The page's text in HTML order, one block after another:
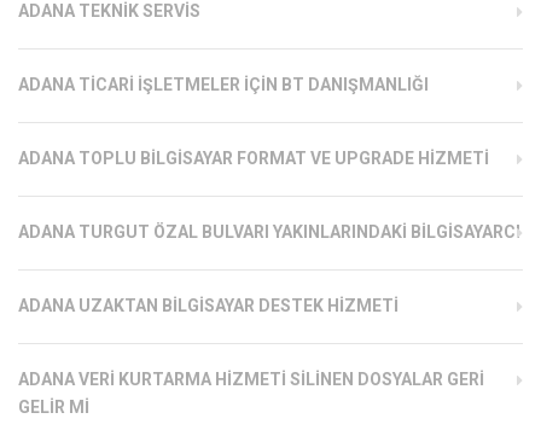
ADANA TEKNIK SERVIS
ADANA TICARI İŞLETMELER İÇIN BT DANIŞMANLIĞI
ADANA TOPLU BILGISAYAR FORMAT VE UPGRADE HIZMETI
ADANA TURGUT ÖZAL BULVARI YAKINLARINDAKI BILGISAYARCI
ADANA UZAKTAN BILGISAYAR DESTEK HIZMETI
ADANA VERI KURTARMA HIZMETI SILINEN DOSYALAR GERI
GELIR MI